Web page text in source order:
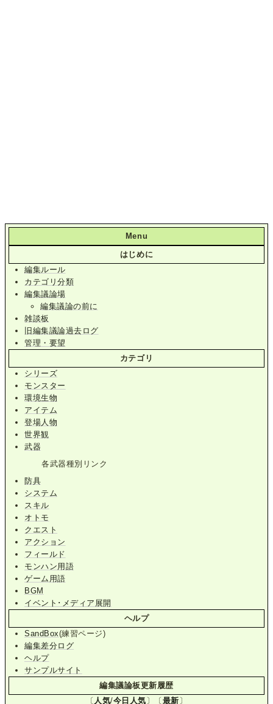
Menu
はじめに
編集ルール
カテゴリ分類
編集議論場
編集議論の前に
雑談板
旧編集議論過去ログ
管理・要望
カテゴリ
シリーズ
モンスター
環境生物
アイテム
登場人物
世界観
武器
各武器種別リンク
防具
システム
スキル
オトモ
クエスト
アクション
フィールド
モンハン用語
ゲーム用語
BGM
イベント･メディア展開
ヘルプ
SandBox(練習ページ)
編集差分ログ
ヘルプ
サンプルサイト
編集議論板更新履歴
〔 人気/今日人気 〕〔 最新 〕